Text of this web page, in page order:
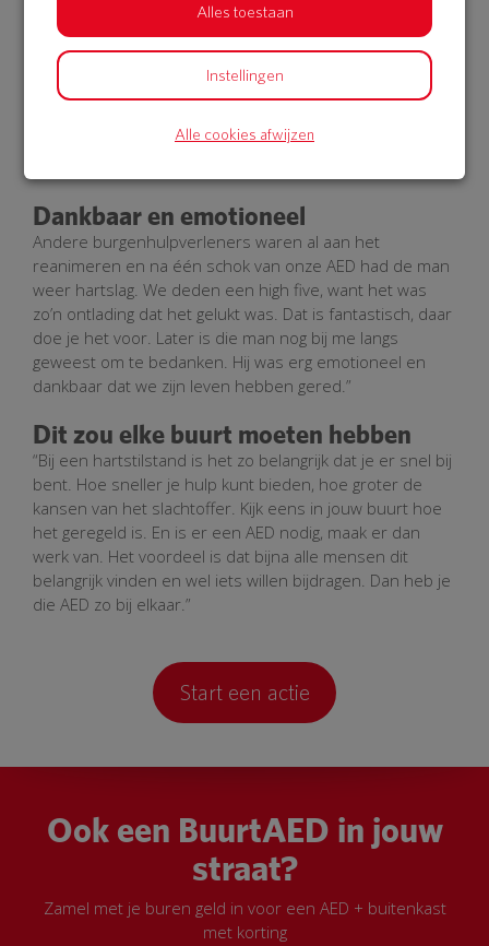
Meerdere inzetten van de BuurtAED
“Onze AED is al een aantal keren ingezet. De inzet die
buurt. Zijn zoon was gelijk gestart met reanimeren. Ook
Dankbaar en emotioneel
Andere burgenhulpverleners waren al aan het
reanimeren en na één schok van onze AED had de man
weer hartslag. We deden een high five, want het was
zo’n ontlading dat het gelukt was. Dat is fantastisch, daar
doe je het voor. Later is die man nog bij me langs
geweest om te bedanken. Hij was erg emotioneel en
dankbaar dat we zijn leven hebben gered.”
Dit zou elke buurt moeten hebben
“Bij een hartstilstand is het zo belangrijk dat je er snel bij
bent. Hoe sneller je hulp kunt bieden, hoe groter de
kansen van het slachtoffer. Kijk eens in jouw buurt hoe
het geregeld is. En is er een AED nodig, maak er dan
werk van. Het voordeel is dat bijna alle mensen dit
belangrijk vinden en wel iets willen bijdragen. Dan heb je
die AED zo bij elkaar.”
Start een actie
Ook een BuurtAED in jouw
straat?
Zamel met je buren geld in voor een AED + buitenkast
met korting
Alles toestaan
Instellingen
Alle cookies afwijzen